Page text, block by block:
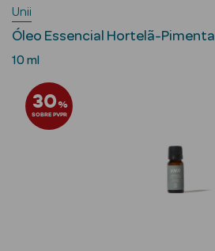
Beauty Season
Cabelo
Beauty Season
Cosmética
Hidratantes
Unii
Óleo Essencial Hortelã-Pimenta
10 ml
30%
SOBRE PVPR